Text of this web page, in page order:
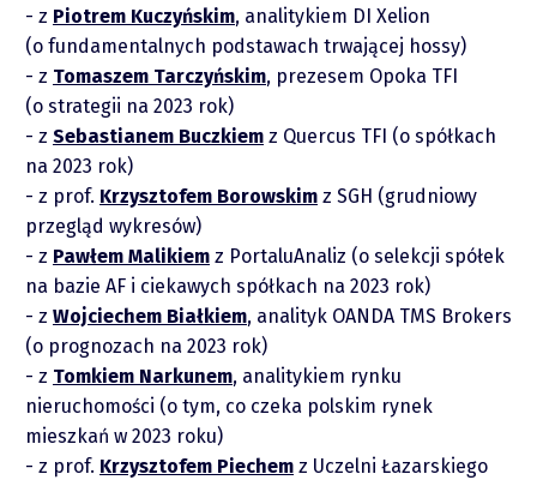
Video
piotrek.zajac@pm.me
Twitter
z Piotrem Kuczyńskim, analitykiem DI Xelion
(o fundamentalnych podstawach trwającej hossy)
z Tomaszem Tarczyńskim, prezesem Opoka TFI
(o strategii na 2023 rok)
z Sebastianem Buczkiem z Quercus TFI (o spółkach
na 2023 rok)
z prof. Krzysztofem Borowskim z SGH (grudniowy
przegląd wykresów)
z Pawłem Malikiem z PortaluAnaliz (o selekcji spółek
na bazie AF i ciekawych spółkach na 2023 rok)
z Wojciechem Białkiem, analityk OANDA TMS Brokers
(o prognozach na 2023 rok)
z Tomkiem Narkunem, analitykiem rynku
nieruchomości (o tym, co czeka polskim rynek
mieszkań w 2023 roku)
z prof. Krzysztofem Piechem z Uczelni Łazarskiego